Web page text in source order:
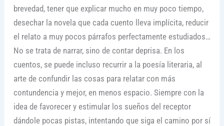
brevedad, tener que explicar mucho en muy poco tiempo,
desechar la novela que cada cuento lleva implícita, reducir
el relato a muy pocos párrafos perfectamente estudiados…
No se trata de narrar, sino de contar deprisa. En los
cuentos, se puede incluso recurrir a la poesía literaria, al
arte de confundir las cosas para relatar con más
contundencia y mejor, en menos espacio. Siempre con la
idea de favorecer y estimular los sueños del receptor
dándole pocas pistas, intentando que siga el camino por sí